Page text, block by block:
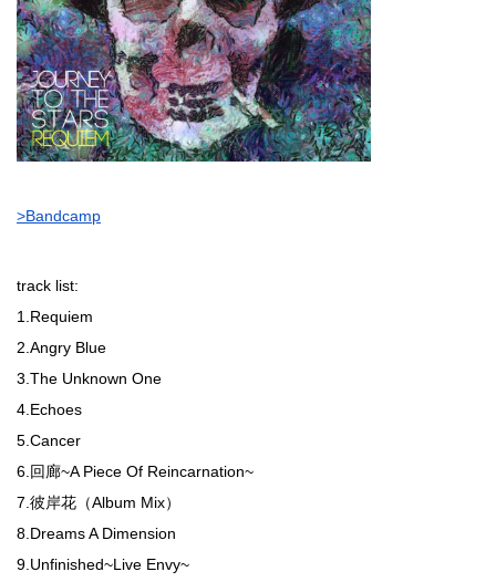
>Bandcamp
track list:
1.Requiem
2.Angry Blue
3.The Unknown One
4.Echoes
5.Cancer
6.回廊~A Piece Of Reincarnation~
7.彼岸花（Album Mix）
8.Dreams A Dimension
9.Unfinished~Live Envy~